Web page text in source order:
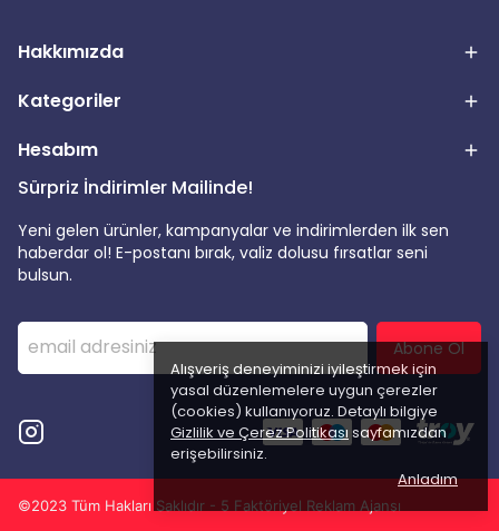
Alışveriş deneyiminizi iyileştirmek için
yasal düzenlemelere uygun çerezler
(cookies) kullanıyoruz. Detaylı bilgiye
Gizlilik ve Çerez Politikası sayfamızdan
erişebilirsiniz.
Anladım
Hakkımızda
Kategoriler
Hesabım
Sürpriz İndirimler Mailinde!
Yeni gelen ürünler, kampanyalar ve indirimlerden ilk sen
haberdar ol! E-postanı bırak, valiz dolusu fırsatlar seni
bulsun.
Abone Ol
©2023 Tüm Hakları Saklıdır - 5 Faktöriyel Reklam Ajansı